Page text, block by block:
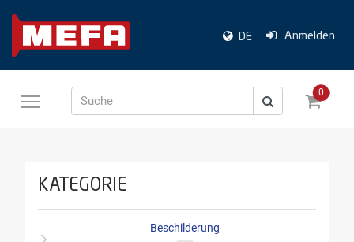
DE Anmelden
Suche
0
KATEGORIE
Beschilderung